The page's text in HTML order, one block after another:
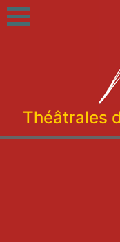
Théâtrales